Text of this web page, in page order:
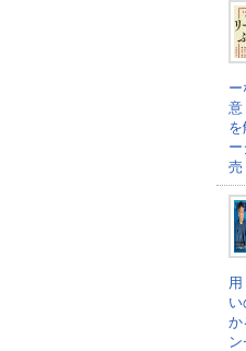
意
を
売
か